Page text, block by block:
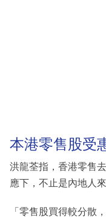
本港零售股受
洪龍荃指，香港零售
應下，不止是內地人
「零售股買得較分散